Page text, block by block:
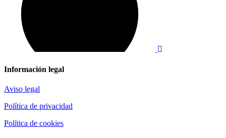
Información legal
Aviso legal
Política de privacidad
Política de cookies